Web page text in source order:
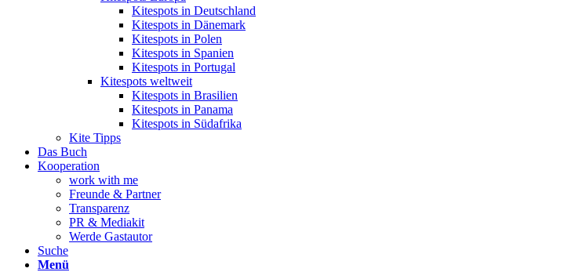
Kitespots in Deutschland
Kitespots in Dänemark
Kitespots in Polen
Kitespots in Spanien
Kitespots in Portugal
Kitespots weltweit
Kitespots in Brasilien
Kitespots in Panama
Kitespots in Südafrika
Kite Tipps
Das Buch
Kooperation
work with me
Freunde & Partner
Transparenz
PR & Mediakit
Werde Gastautor
Suche
Menü